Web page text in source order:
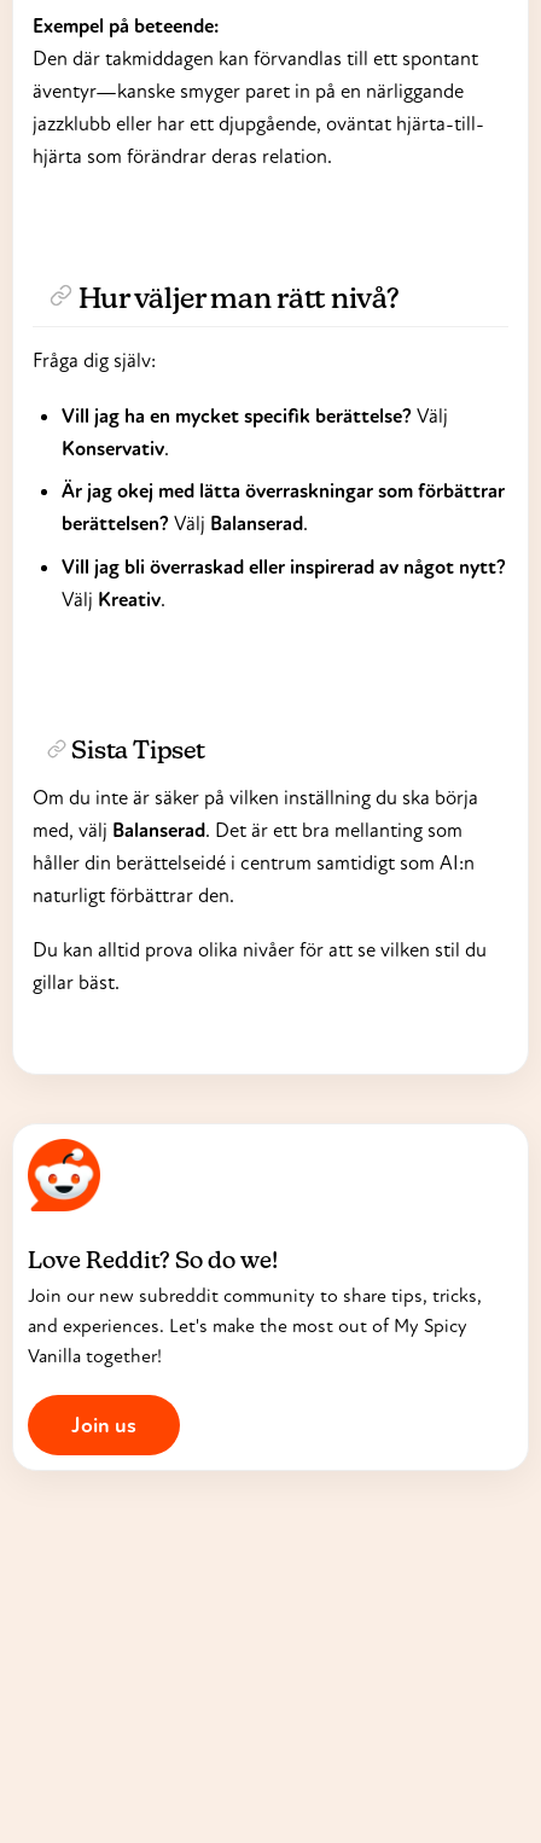
Exempel på beteende:
Den där takmiddagen kan förvandlas till ett spontant
äventyr—kanske smyger paret in på en närliggande
jazzklubb eller har ett djupgående, oväntat hjärta-till-
hjärta som förändrar deras relation.
Hur väljer man rätt nivå?
Fråga dig själv:
Vill jag ha en mycket specifik berättelse? Välj
Konservativ.
Är jag okej med lätta överraskningar som förbättrar
berättelsen? Välj Balanserad.
Vill jag bli överraskad eller inspirerad av något nytt?
Välj Kreativ.
Sista Tipset
Om du inte är säker på vilken inställning du ska börja
med, välj Balanserad. Det är ett bra mellanting som
håller din berättelseidé i centrum samtidigt som AI:n
naturligt förbättrar den.
Du kan alltid prova olika nivåer för att se vilken stil du
gillar bäst.
Love Reddit? So do we!
Join our new subreddit community to share tips, tricks,
and experiences. Let's make the most out of My Spicy
Vanilla together!
Join us